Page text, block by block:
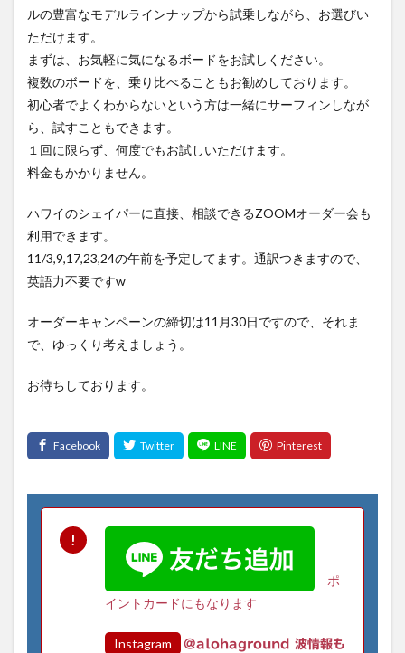
ルの豊富なモデルラインナップから試乗しながら、お選びい
ただけます。
まずは、お気軽に気になるボードをお試しください。
複数のボードを、乗り比べることもお勧めしております。
初心者でよくわからないという方は一緒にサーフィンしなが
ら、試すこともできます。
１回に限らず、何度でもお試しいただけます。
料金もかかりません。
ハワイのシェイパーに直接、相談できるZOOMオーダー会も
利用できます。
11/3,9,17,23,24の午前を予定してます。通訳つきますので、
英語力不要ですw
オーダーキャンペーンの締切は11月30日ですので、それま
で、ゆっくり考えましょう。
お待ちしております。
ポ
イントカードにもなります
Instagram @alohaground 波情報も